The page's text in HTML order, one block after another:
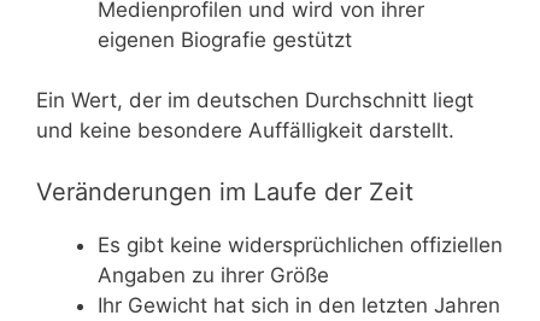
Medienprofilen und wird von ihrer
eigenen Biografie gestützt
Ein Wert, der im deutschen Durchschnitt liegt
und keine besondere Auffälligkeit darstellt.
Veränderungen im Laufe der Zeit
Es gibt keine widersprüchlichen offiziellen
Angaben zu ihrer Größe
Ihr Gewicht hat sich in den letzten Jahren